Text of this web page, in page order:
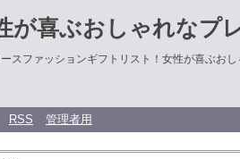
が喜ぶおしゃれなプ
ースファッションギフトリスト！女性が喜ぶお
RSS 管理者用